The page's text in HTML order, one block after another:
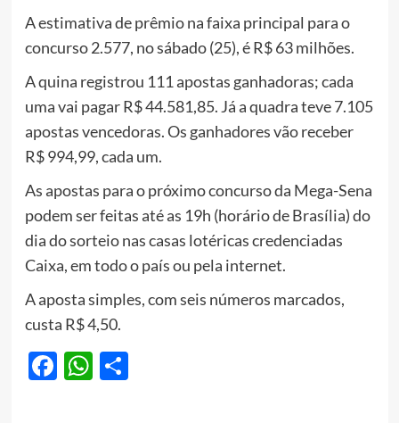
A estimativa de prêmio na faixa principal para o
concurso 2.577, no sábado (25), é R$ 63 milhões.
A quina registrou 111 apostas ganhadoras; cada
uma vai pagar R$ 44.581,85. Já a quadra teve 7.105
apostas vencedoras. Os ganhadores vão receber
R$ 994,99, cada um.
As apostas para o próximo concurso da Mega-Sena
podem ser feitas até as 19h (horário de Brasília) do
dia do sorteio nas casas lotéricas credenciadas
Caixa, em todo o país ou pela internet.
A aposta simples, com seis números marcados,
custa R$ 4,50.
Facebook
WhatsApp
Share